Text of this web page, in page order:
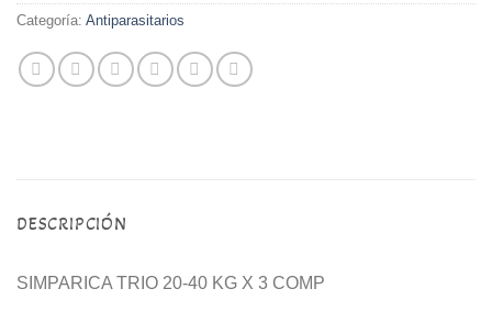
Categoría: Antiparasitarios
DESCRIPCIÓN
SIMPARICA TRIO 20-40 KG X 3 COMP